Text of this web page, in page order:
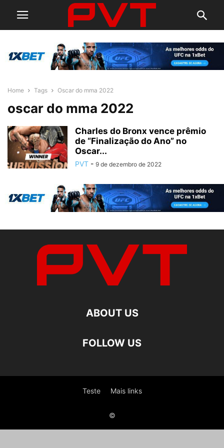
Home Tags Oscar do mma 2022
oscar do mma 2022
Charles do Bronx vence prêmio
de “Finalização do Ano” no
Oscar...
PVT - 9 de dezembro de 2022
ABOUT US
FOLLOW US
Teste Mais links
©